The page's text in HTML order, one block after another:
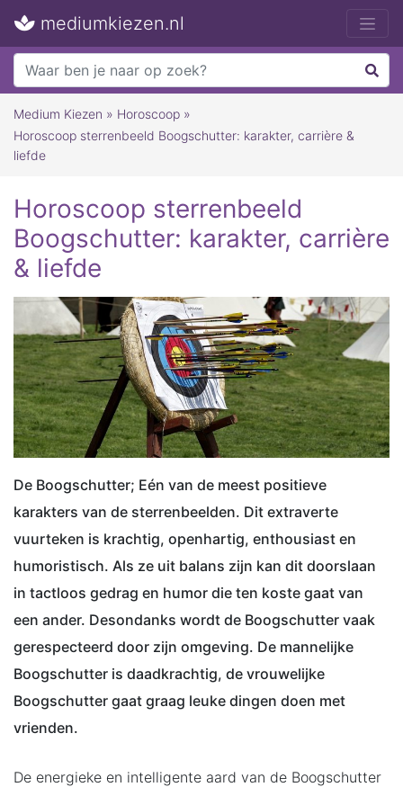
mediumkiezen.nl
Medium Kiezen » Horoscoop »
Horoscoop sterrenbeeld Boogschutter: karakter, carrière &
liefde
Horoscoop sterrenbeeld
Boogschutter: karakter, carrière
& liefde
De Boogschutter; Eén van de meest positieve
karakters van de sterrenbeelden. Dit extraverte
vuurteken is krachtig, openhartig, enthousiast en
humoristisch. Als ze uit balans zijn kan dit doorslaan
in tactloos gedrag en humor die ten koste gaat van
een ander. Desondanks wordt de Boogschutter vaak
gerespecteerd door zijn omgeving. De mannelijke
Boogschutter is daadkrachtig, de vrouwelijke
Boogschutter gaat graag leuke dingen doen met
vrienden.
De energieke en intelligente aard van de Boogschutter